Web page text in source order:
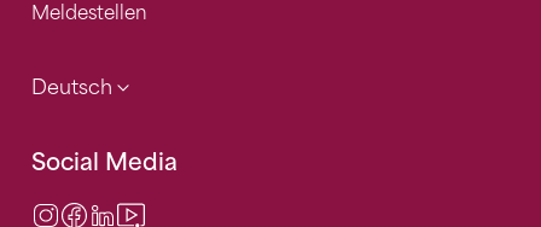
Meldestellen
Deutsch
Social Media
Instagram
Facebook
LinkedIn